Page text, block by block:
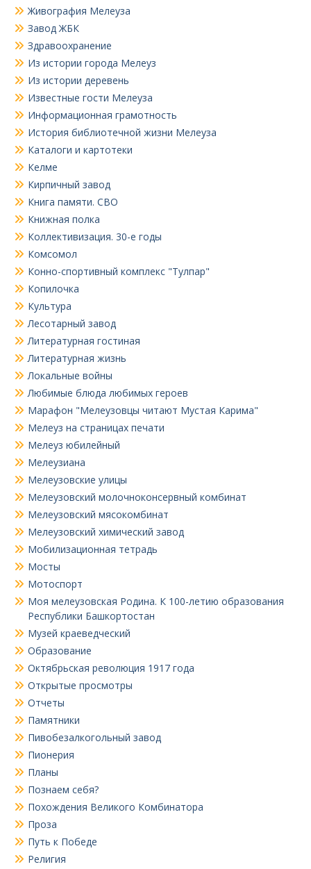
Живография Мелеуза
Завод ЖБК
Здравоохранение
Из истории города Мелеуз
Из истории деревень
Известные гости Мелеуза
Информационная грамотность
История библиотечной жизни Мелеуза
Каталоги и картотеки
Келме
Кирпичный завод
Книга памяти. СВО
Книжная полка
Коллективизация. 30-е годы
Комсомол
Конно-спортивный комплекс "Тулпар"
Копилочка
Культура
Лесотарный завод
Литературная гостиная
Литературная жизнь
Локальные войны
Любимые блюда любимых героев
Марафон "Мелеузовцы читают Мустая Карима"
Мелеуз на страницах печати
Мелеуз юбилейный
Мелеузиана
Мелеузовские улицы
Мелеузовский молочноконсервный комбинат
Мелеузовский мясокомбинат
Мелеузовский химический завод
Мобилизационная тетрадь
Мосты
Мотоспорт
Моя мелеузовская Родина. К 100-летию образования
Республики Башкортостан
Музей краеведческий
Образование
Октябрьская революция 1917 года
Открытые просмотры
Отчеты
Памятники
Пивобезалкогольный завод
Пионерия
Планы
Познаем себя?
Похождения Великого Комбинатора
Проза
Путь к Победе
Религия